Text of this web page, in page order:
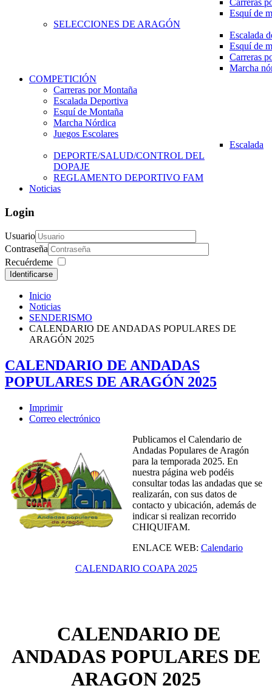
Carreras
Esquí de
SELECCIONES DE ARAGÓN
Escalada
Esquí de
Carreras
Marcha
COMPETICIÓN
Carreras por Montaña
Escalada Deportiva
Esquí de Montaña
Marcha Nórdica
Juegos Escolares
Escalada
DEPORTE/SALUD/CONTROL DEL
DOPAJE
REGLAMENTO DEPORTIVO FAM
Noticias
Login
Usuario
Contraseña
Recuérdeme
Identificarse
Inicio
Noticias
SENDERISMO
CALENDARIO DE ANDADAS POPULARES DE
ARAGÓN 2025
CALENDARIO DE ANDADAS
POPULARES DE ARAGÓN 2025
Imprimir
Correo electrónico
Publicamos el Calendario de
Andadas Populares de Aragón
para la temporada 2025. En
nuestra página web podéis
consultar todas las andadas que se
realizarán, con sus datos de
contacto y ubicación, además de
indicar si realizan recorrido
CHIQUIFAM.
ENLACE WEB: Calendario
CALENDARIO COAPA 2025
CALENDARIO DE
ANDADAS POPULARES DE
ARAGON 2025